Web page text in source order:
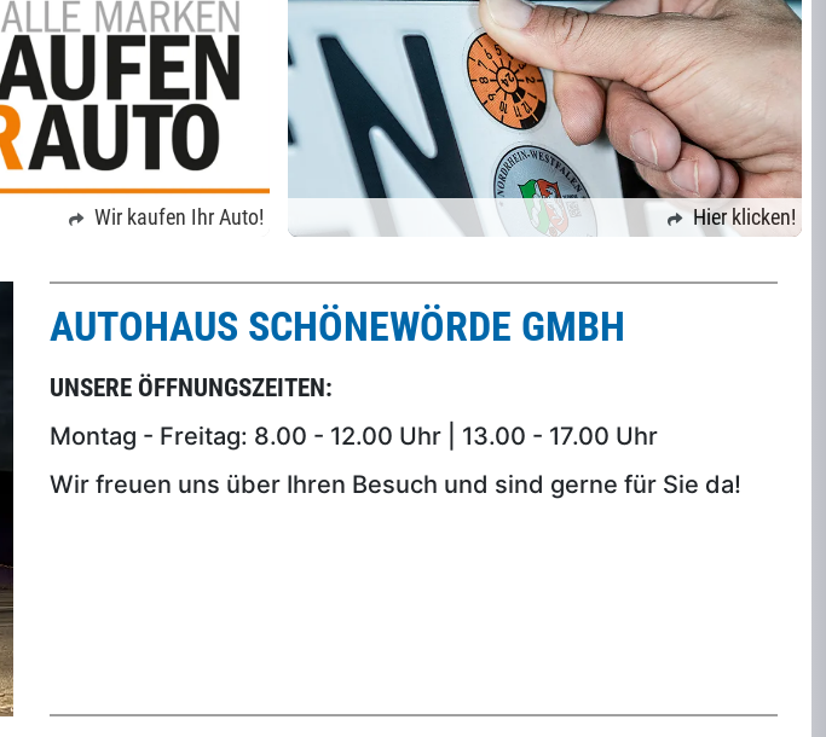
Wir kaufen Ihr Auto! Hier klicken!
AUTOHAUS SCHÖNEWÖRDE GMBH
UNSERE ÖFFNUNGSZEITEN:
Montag - Freitag: 8.00 - 12.00 Uhr | 13.00 - 17.00 Uhr
Wir freuen uns über Ihren Besuch und sind gerne für Sie da!